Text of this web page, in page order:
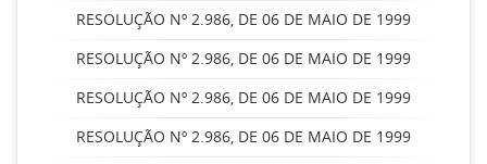
RESOLUÇÃO Nº 2.986, DE 06 DE MAIO DE 1999
RESOLUÇÃO Nº 2.986, DE 06 DE MAIO DE 1999
RESOLUÇÃO Nº 2.986, DE 06 DE MAIO DE 1999
RESOLUÇÃO Nº 2.986, DE 06 DE MAIO DE 1999